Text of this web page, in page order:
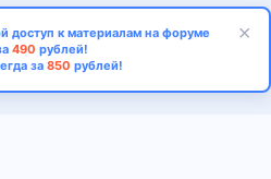
Политика конфиденциальности
доступ к материалам на форуме
490 рублей!
за 850 рублей!